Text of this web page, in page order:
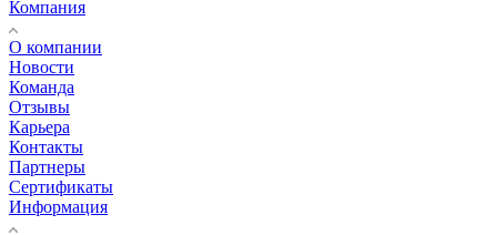
Компания
О компании
Новости
Команда
Отзывы
Карьера
Контакты
Партнеры
Сертификаты
Информация